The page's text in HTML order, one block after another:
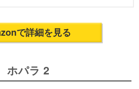
で詳細を見る
ホパラ 2